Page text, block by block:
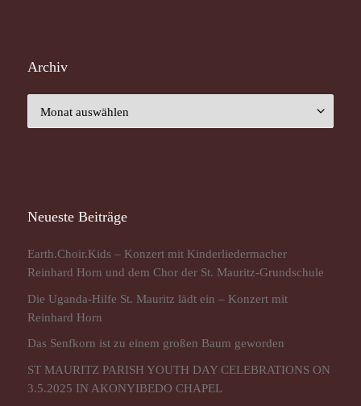
Archiv
Neueste Beiträge
Earth.Choir.Kids – Konzert mit Kinderliedermacher
Reinhard Horn und dem Chor der St. Mauritz-Grundschule
Die Uganda-Hilfe St. Mauritz lädt ein – Konzert mit
Reinhard Horn
Das Senfkorn ist zu einem großen Baum geworden
ST MAURITZ PARISH YOUTH DAY CELEBRATIONS ON
3.5.2025 IN AKONYIBEDO CHAPEL